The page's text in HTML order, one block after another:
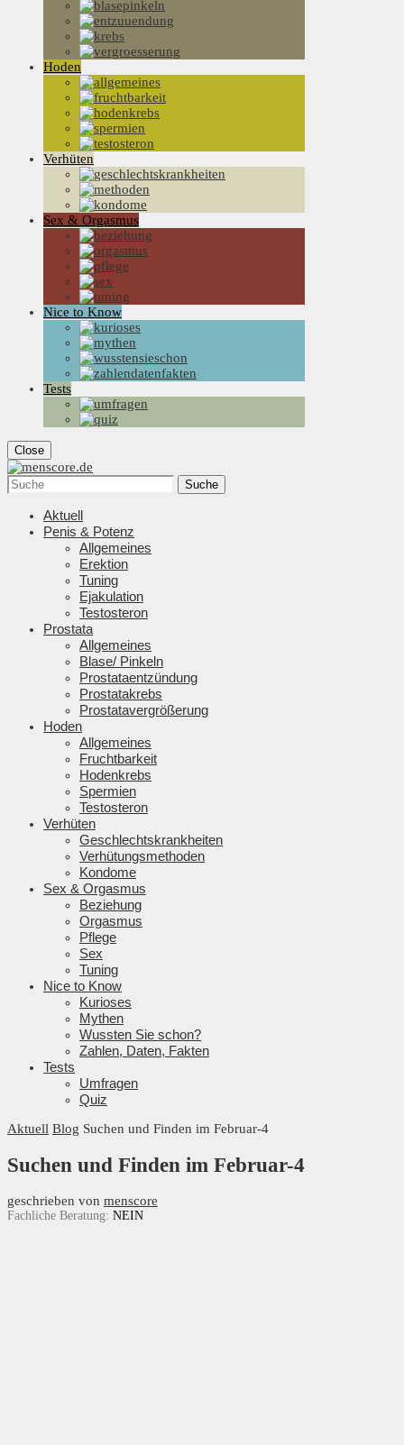
Hoden
Verhüten
Sex & Orgasmus
Nice to Know
Tests
Close
Suche
Aktuell
Penis & Potenz
Allgemeines
Erektion
Tuning
Ejakulation
Testosteron
Prostata
Allgemeines
Blase/ Pinkeln
Prostataentzündung
Prostatakrebs
Prostatavergrößerung
Hoden
Allgemeines
Fruchtbarkeit
Hodenkrebs
Spermien
Testosteron
Verhüten
Geschlechtskrankheiten
Verhütungsmethoden
Kondome
Sex & Orgasmus
Beziehung
Orgasmus
Pflege
Sex
Tuning
Nice to Know
Kurioses
Mythen
Wussten Sie schon?
Zahlen, Daten, Fakten
Tests
Umfragen
Quiz
Aktuell Blog Suchen und Finden im Februar-4
Suchen und Finden im Februar-4
geschrieben von menscore
Fachliche Beratung: NEIN